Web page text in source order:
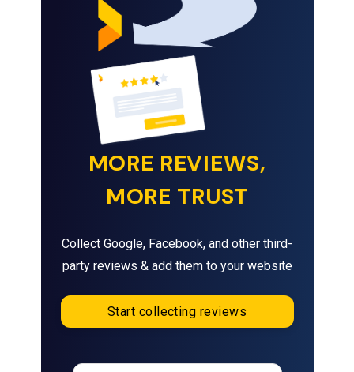
MORE REVIEWS,
MORE TRUST
Collect Google, Facebook, and other third-
party reviews & add them to your website
Start collecting reviews